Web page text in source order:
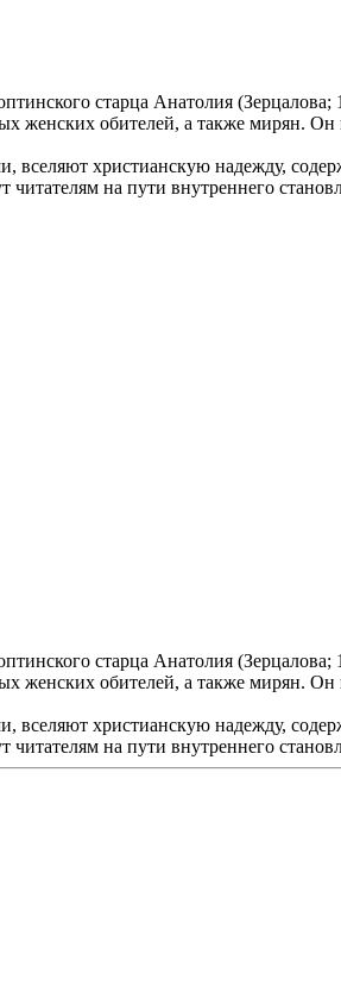
старца Анатолия
женских обителей, а также мирян.
вселяют христианскую надежду,
на пути внутреннего
старца Анатолия
женских обителей, а также мирян.
вселяют христианскую надежду,
на пути внутреннего